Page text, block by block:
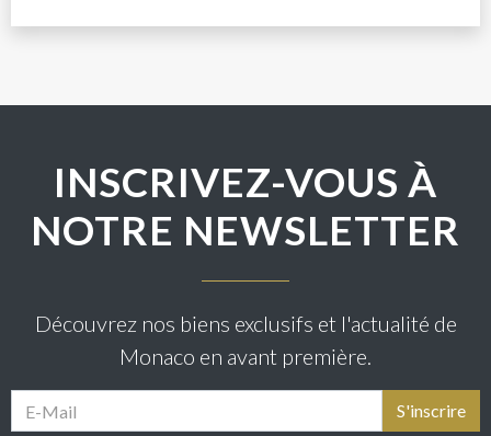
INSCRIVEZ-VOUS À
NOTRE NEWSLETTER
Découvrez nos biens exclusifs et l'actualité de
Monaco en avant première.